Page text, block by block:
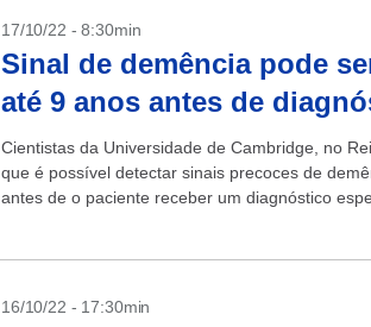
17/10/22 - 8:30min
Sinal de demência pode
até 9 anos antes de
Cientistas da Universidade de Cambridge, no
que é possível detectar sinais precoces de
antes de o paciente receber um diagnóstico
16/10/22 - 17:30min